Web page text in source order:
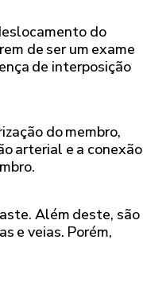
do
de ser um exame
de interposição
do membro,
arterial e a conexão
Além deste, são
e veias. Porém,